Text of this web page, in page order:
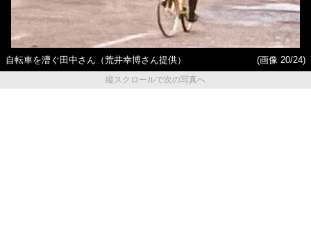
自転車を漕ぐ田中さん（荒井幸博さん提供）
(画像 20/24)
縦スクロールで次の写真へ